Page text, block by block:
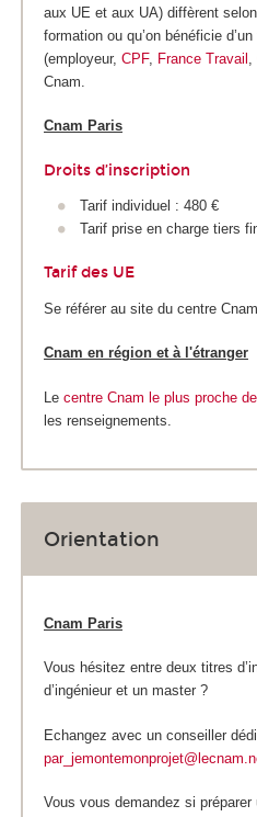
aux UE et aux UA) diffèrent
formation ou qu’on bénéficie
(employeur, CPF, France Travail
Cnam.
Cnam Paris
Droits d’inscription
Tarif individuel : 480 €
Tarif prise en charge tiers
Tarif des UE
Se référer au site du centre
Cnam en région et à l'étranger
Le centre Cnam le plus proche
les renseignements.
Orientation
Cnam Paris
Vous hésitez entre deux titres
d’ingénieur et un master ?
Echangez avec un conseiller
Vous vous demandez si préparer